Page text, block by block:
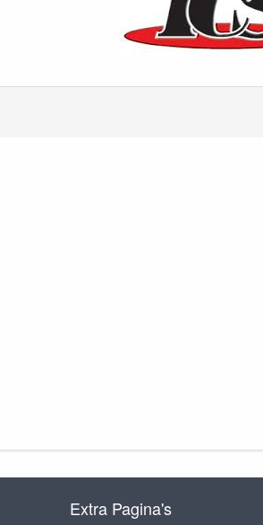
Extra Pagina's